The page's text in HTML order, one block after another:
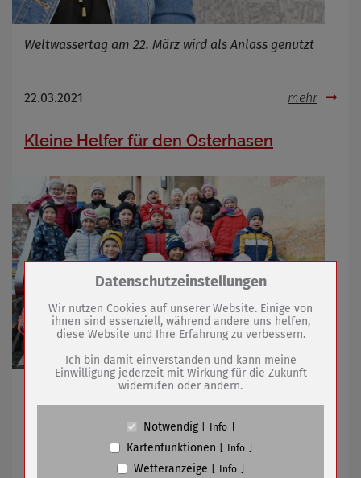
Weltwassertag am 22. März wird als Anlass genutzt
22.03.2021 mehr
Kleine Helfer für den Osterhasen
Kita-Kinder sorgen für Osterschmuck für den
Obermarkt
Zum Betrieb der Seite notwendige Cookies /
Name
PHP Session Cookie
Anbieter
Eigentümer dieser Website (Wenko-
Wenselaar GmbH & Co. KG)
Absicherung Kontaktformular / SPAM
Cookiespeicherung Entscheidungscookie
Datenschutzeinstellungen
Wir nutzen Cookies auf unserer Website. Einige von
ihnen sind essenziell, während andere uns helfen,
diese Website und Ihre Erfahrung zu verbessern.
Ich bin damit einverstanden und kann meine
Einwilligung jederzeit mit Wirkung für die Zukunft
widerrufen oder ändern.
Notwendig Info
Kartenfunktionen Info
Wetteranzeige Info